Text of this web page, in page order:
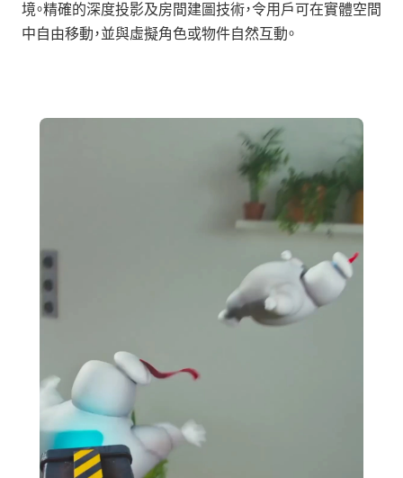
境。精確的深度投影及房間建圖技術，令用戶可在實體空間
中自由移動，並與虛擬角色或物件自然互動。